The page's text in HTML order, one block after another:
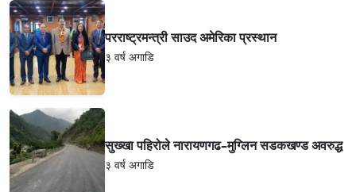
परराष्ट्रमन्त्री साउद अमेरिका प्रस्थान
३ वर्ष अगाडि
सुख्खा पहिरोले नारायणगढ–मुग्लिन सडकखण्ड अवरुद्ध
३ वर्ष अगाडि